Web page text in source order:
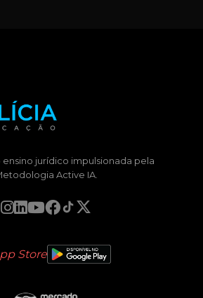
ensino jurídico impulsionada pela
Active IA.